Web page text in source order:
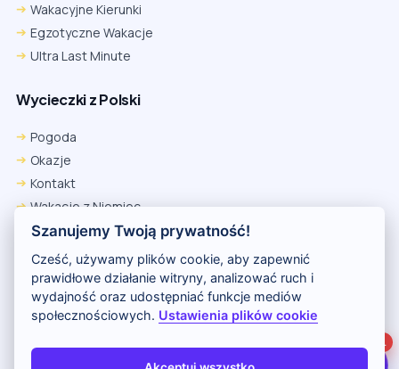
Wakacyjne Kierunki
Egzotyczne Wakacje
Ultra Last Minute
Wycieczki z Polski
Pogoda
Okazje
Kontakt
Wakacje z Niemiec
Polityka Prywatności
Wakacje w Egipcie
Rankingi hoteli
Kontakt i reklama
Polityka prywatności
1
Firefox
Ustawienia → Prywatność i bezpieczeństwo → Pliki cookie innych
firm → ustaw „Zezwalaj”.
Na czas rezerwacji nie blokuj cookies i śledzenia dla tej witryny.
Szanujemy Twoją prywatność!
Cześć, używamy plików cookie, aby zapewnić
prawidłowe działanie witryny, analizować ruch i
wydajność oraz udostępniać funkcje mediów
społecznościowych. Ustawienia plików cookie